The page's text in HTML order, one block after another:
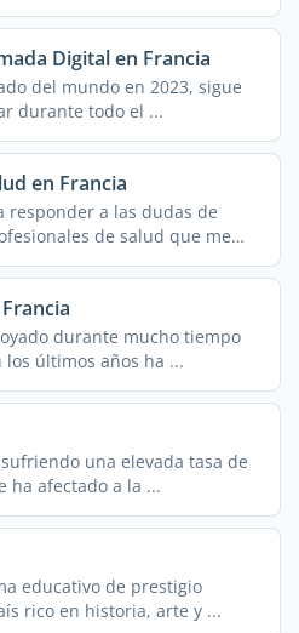
Digital en Francia
del mundo en 2023, sigue
durante todo el ...
en Francia
responder a las dudas de
de salud que me
durante mucho tiempo
últimos años ha ...
una elevada tasa de
ha afectado a la ...
educativo de prestigio
rico en historia, arte y ...